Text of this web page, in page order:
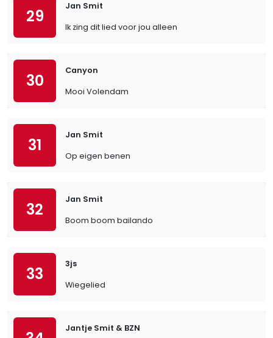
29
Jan Smit
Ik zing dit lied voor jou alleen
30
Canyon
Mooi Volendam
31
Jan Smit
Op eigen benen
32
Jan Smit
Boom boom bailando
33
3js
Wiegelied
Jantje Smit & BZN